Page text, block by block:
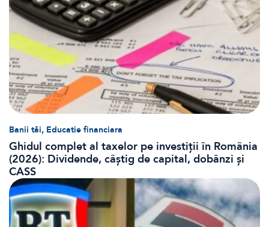
Banii tăi, Educatie financiara
Ghidul complet al taxelor pe investiții în România
(2026): Dividende, câștig de capital, dobânzi și
CASS